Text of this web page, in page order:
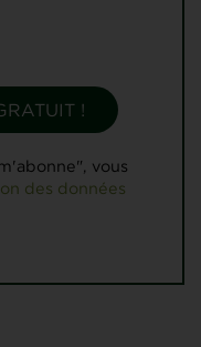
vous
des données